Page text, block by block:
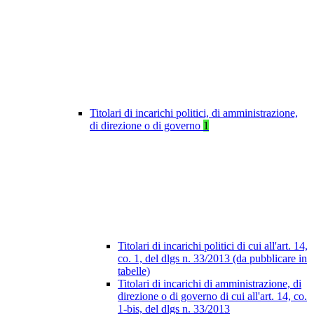
Titolari di incarichi politici, di amministrazione,
di direzione o di governo 1
Titolari di incarichi politici di cui all'art. 14,
co. 1, del dlgs n. 33/2013 (da pubblicare in
tabelle)
Titolari di incarichi di amministrazione, di
direzione o di governo di cui all'art. 14, co.
1-bis, del dlgs n. 33/2013